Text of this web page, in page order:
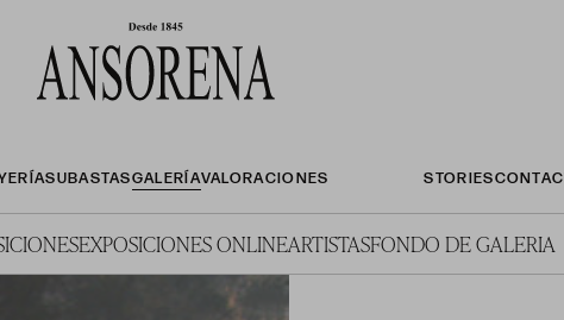
SUBASTASGALERÍAVALORACIONES STORIES
EXPOSICIONES ONLINEARTISTASFONDO DE GALERIA